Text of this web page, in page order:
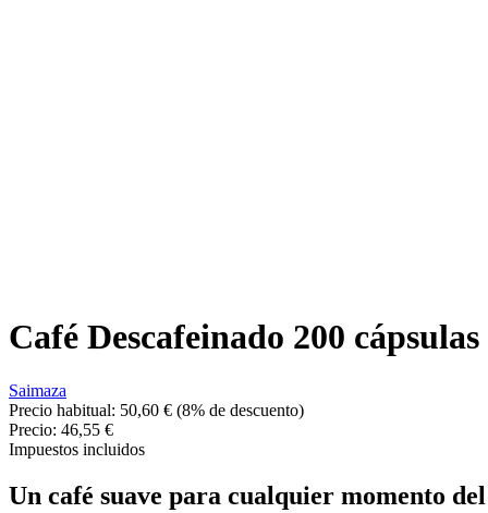
Café Descafeinado 200
Saimaza
Precio habitual: 50,60 € (8% de descuento)
Precio: 46,55 €
Impuestos incluidos
Un café suave para cualquier momento